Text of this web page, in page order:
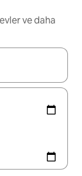
ve daha
oklarıyla